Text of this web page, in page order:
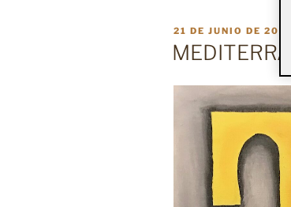
PUBLICADO
EL
21 DE JUNIO DE 2023